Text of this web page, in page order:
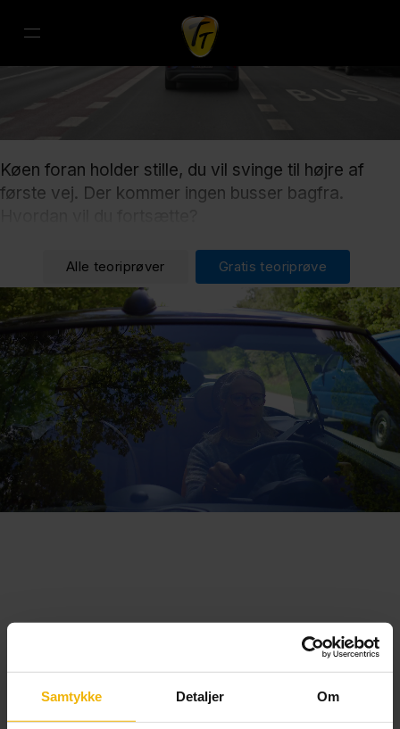
Samtykke Detaljer Om
Køen foran holder stille, du vil svinge til højre af
første vej. Der kommer ingen busser bagfra.
Alle teoriprøver Gratis teoriprøve